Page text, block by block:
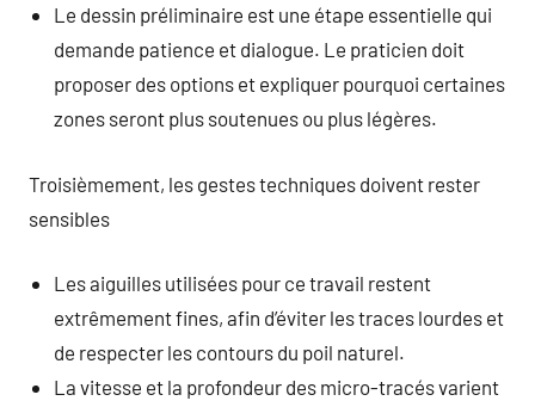
Le dessin préliminaire est une étape essentielle qui
demande patience et dialogue. Le praticien doit
proposer des options et expliquer pourquoi certaines
zones seront plus soutenues ou plus légères.
Troisièmement, les gestes techniques doivent rester
sensibles
Les aiguilles utilisées pour ce travail restent
extrêmement fines, afin d’éviter les traces lourdes et
de respecter les contours du poil naturel.
La vitesse et la profondeur des micro-tracés varient